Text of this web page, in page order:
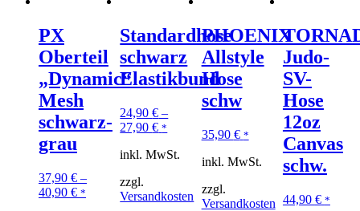
PX
Oberteil
„Dynamic“
Mesh
schwarz-
grau
37,90 € –
40,90 € *
Standardhose
schwarz
Elastikbund
24,90€ –
27,90€ *
inkl. MwSt.
zzgl.
Versandkosten
PHOENIX
Allstyle
Hose
schw
35,90 € *
inkl. MwSt.
zzgl.
Versandkosten
Judo-
SV-
Hose
12oz
Canvas
schw.
44,90 € *